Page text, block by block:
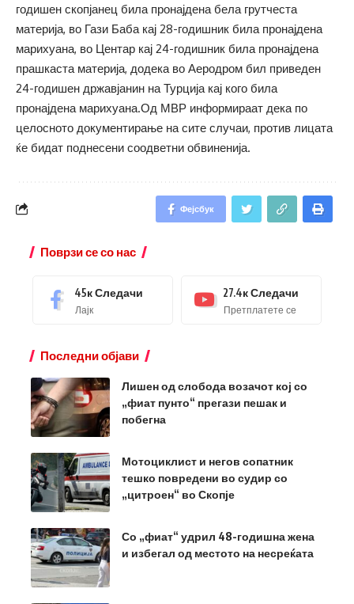
годишен скопјанец била пронајдена бела грутчеста
материја, во Гази Баба кај 28-годишник била пронајдена
марихуана, во Центар кај 24-годишник била пронајдена
прашкаста материја, додека во Аеродром бил приведен
24-годишен државјанин на Турција кај кого била
пронајдена марихуана.Од МВР информираат дека по
целосното документирање на сите случаи, против лицата
ќе бидат поднесени соодветни обвиненија.
Фејсбук
Поврзи се со нас
45кСледачи
Лајк
27.4кСледачи
Претплатете се
Последни објави
Лишен од слобода возачот кој со
„фиат пунто“ прегази пешак и
побегна
Мотоциклист и негов сопатник
тешко повредени во судир со
„цитроен“ во Скопје
Со „фиат“ удрил 48-годишна жена
и избегал од местото на несреќата